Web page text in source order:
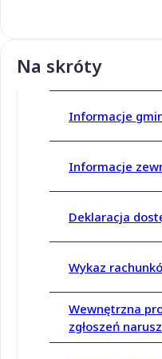
Na skróty
Informacje
Informacje
Deklaracja
Wykaz
Wewnętrzna
zgłoszeń